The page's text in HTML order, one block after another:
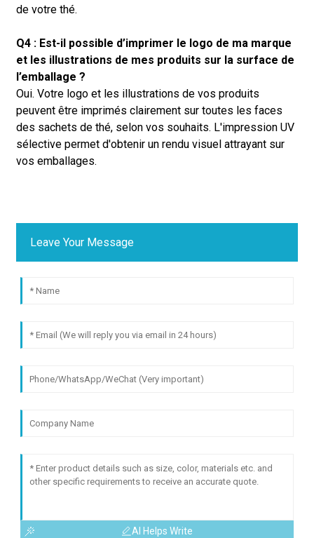
de votre thé.
Q4 : Est-il possible d’imprimer le logo de ma marque
et les illustrations de mes produits sur la surface de
l’emballage ?
Oui. Votre logo et les illustrations de vos produits
peuvent être imprimés clairement sur toutes les faces
des sachets de thé, selon vos souhaits. L'impression UV
sélective permet d'obtenir un rendu visuel attrayant sur
vos emballages.
Leave Your Message
AI Helps Write